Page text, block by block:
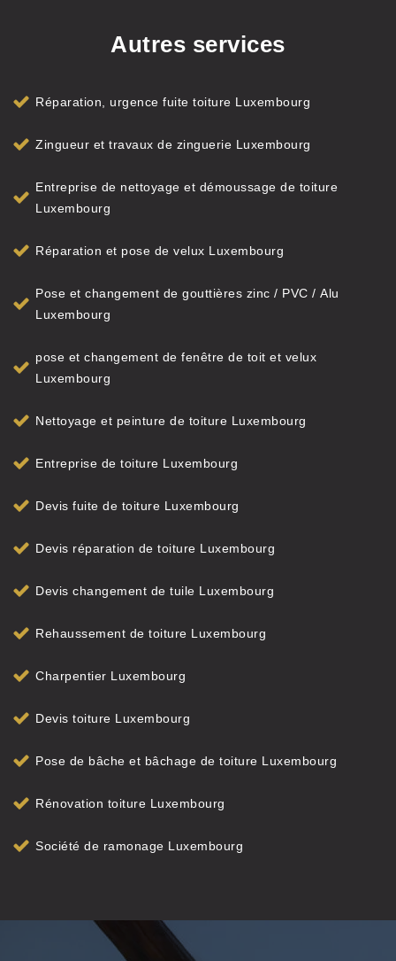
Autres services
Réparation, urgence fuite toiture Luxembourg
Zingueur et travaux de zinguerie Luxembourg
Entreprise de nettoyage et démoussage de toiture
Luxembourg
Réparation et pose de velux Luxembourg
Pose et changement de gouttières zinc / PVC / Alu
Luxembourg
pose et changement de fenêtre de toit et velux
Luxembourg
Nettoyage et peinture de toiture Luxembourg
Entreprise de toiture Luxembourg
Devis fuite de toiture Luxembourg
Devis réparation de toiture Luxembourg
Devis changement de tuile Luxembourg
Rehaussement de toiture Luxembourg
Charpentier Luxembourg
Devis toiture Luxembourg
Pose de bâche et bâchage de toiture Luxembourg
Rénovation toiture Luxembourg
Société de ramonage Luxembourg